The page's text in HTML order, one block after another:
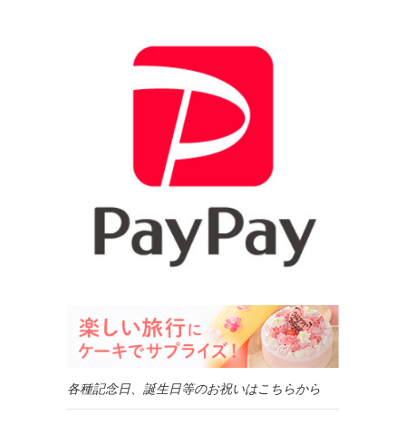
各種記念日、誕生日等のお祝いはこちらから